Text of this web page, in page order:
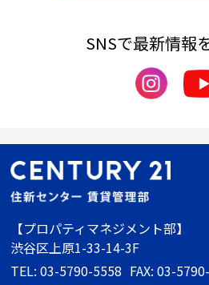
SNSで最新情報
【プロパティマネジメント部】
渋谷区上原1-33-14-3F
TEL: 03-5790-5558 FAX: 03-